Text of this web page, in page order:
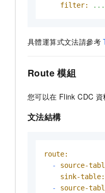
filter:
...
具體運算式文法請參考
Route 模組
您可以在 Flink CDC
文法結構
route:
-
source-
sink-table:
-
source-